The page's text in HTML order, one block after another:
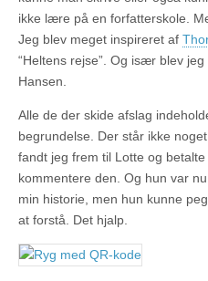
ikke lære på en forfatterskole.
Jeg blev meget inspireret af
“Heltens rejse”. Og især blev
Hansen.
Alle de der skide afslag
begrundelse. Der står ikke
fandt jeg frem til Lotte og
kommentere den. Og hun var
min historie, men hun kunne
at forstå. Det hjalp.